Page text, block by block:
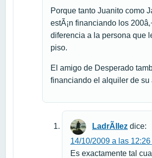
Porque tanto Juanito como
estÃ¡n financiando los
diferencia a la persona que
piso.
El amigo de Desperado
financiando el alquiler de su
LadrÃ­llez dice:
14/10/2009 a las 12:26
Es exactamente tal